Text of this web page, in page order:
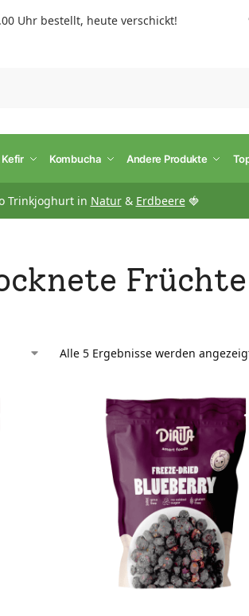
Uhr bestellt, heute verschickt!
Kefir Kombucha Andere Produkte
Trinkjoghurt in Natur& Erdbeere🍓
Früchte
Alle 5 Ergebnisse werden